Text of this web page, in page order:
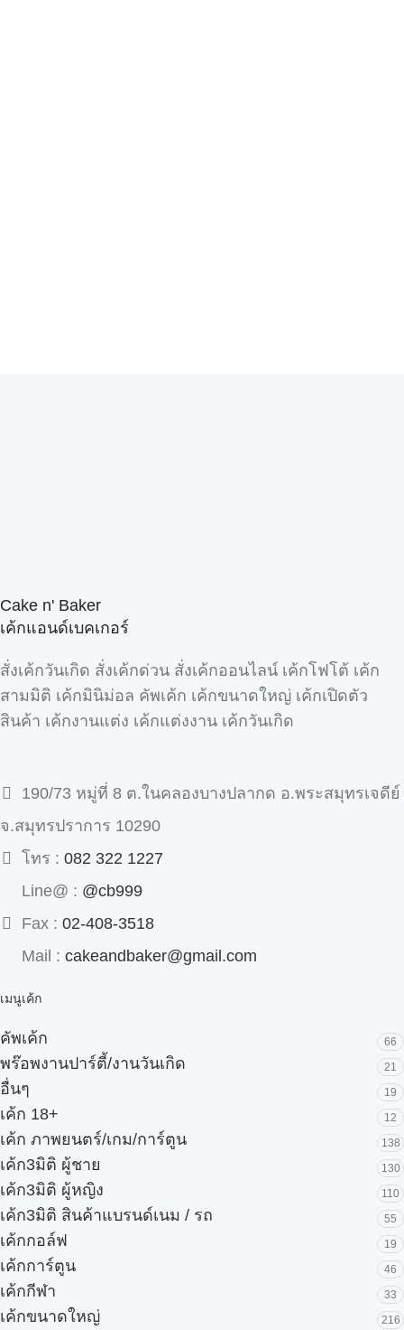
Cake n' Baker
เค้กแอนด์เบคเกอร์
สั่งเค้กวันเกิด สั่งเค้กด่วน สั่งเค้กออนไลน์ เค้กโฟโต้ เค้ก
สามมิติ เค้กมินิม่อล คัพเค้ก เค้กขนาดใหญ่ เค้กเปิดตัว
สินค้า เค้กงานแต่ง เค้กแต่งงาน เค้กวันเกิด
190/73 หมู่ที่ 8 ต.ในคลองบางปลากด อ.พระสมุทรเจดีย์
จ.สมุทรปราการ 10290
โทร : 082 322 1227
Line@ : @cb999
Fax : 02-408-3518
Mail : cakeandbaker@gmail.com
เมนูเค้ก
คัพเค้ก 66
พร๊อพงานปาร์ตี้/งานวันเกิด 21
อื่นๆ 19
เค้ก 18+ 12
เค้ก ภาพยนตร์/เกม/การ์ตูน 138
เค้ก3มิติ ผู้ชาย 130
เค้ก3มิติ ผู้หญิง 110
เค้ก3มิติ สินค้าแบรนด์เนม / รถ 55
เค้กกอล์ฟ 19
เค้กการ์ตูน 46
เค้กกีฬา 33
เค้กขนาดใหญ่ 216